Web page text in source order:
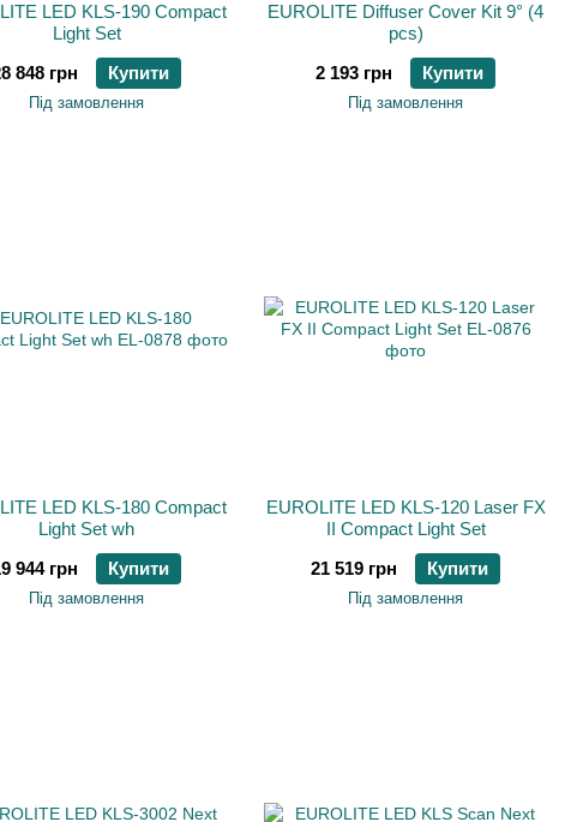
LED KLS-190 Compact
Light Set
848 грн
Купити
Під замовлення
EUROLITE Diffuser Cover Kit 9° (4
pcs)
2 193 грн
Купити
Під замовлення
LED KLS-180 Compact
Light Set wh
944 грн
Купити
Під замовлення
EUROLITE LED KLS-120 Laser FX
II Compact Light Set
21 519 грн
Купити
Під замовлення